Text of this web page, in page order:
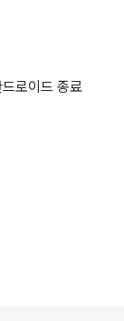
이드 종료